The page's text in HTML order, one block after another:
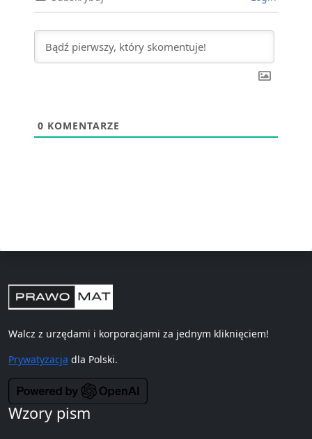
0 KOMENTARZE
Walcz z urzędami i korporacjami za jednym kliknięciem!
Prywatyzacja dla Polski.
Wzory pism